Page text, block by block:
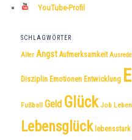
YouTube-Profil
SCHLAGWÖRTER
Alter Angst Aufmerksamkeit Ausrede
Disziplin Emotionen Entwicklung
Fußball Geld Glück Job Leben
Lebensglück lebensstark